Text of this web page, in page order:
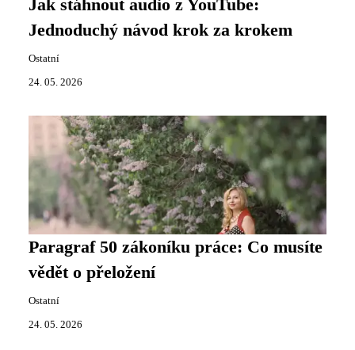
Jak stáhnout audio z YouTube:
Jednoduchý návod krok za krokem
Ostatní
24. 05. 2026
Paragraf 50 zákoníku práce: Co musíte
vědět o přeložení
Ostatní
24. 05. 2026